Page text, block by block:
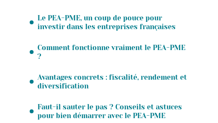
Le PEA-PME, un coup de pouce pour
investir dans les entreprises françaises
Comment fonctionne vraiment le PEA-PME
?
Avantages concrets : fiscalité, rendement et
diversification
Faut-il sauter le pas ? Conseils et astuces
pour bien démarrer avec le PEA-PME